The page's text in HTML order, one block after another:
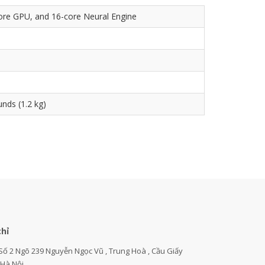
GPU, and 16-core Neural Engine
(1.2 kg)
2 Ngõ 239 Nguyễn Ngọc Vũ , Trung Hoà , Cầu Giấy